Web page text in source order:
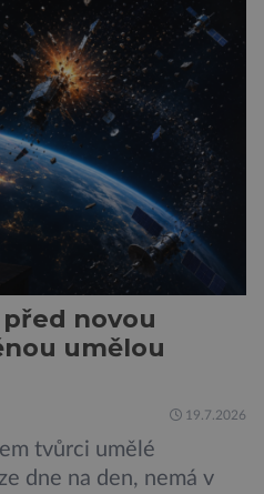
choboti, včetně
od firmy xAI Elona
bludné
novou
umělou
19.7.2026
tvůrci umělé
dne na den, nemá v